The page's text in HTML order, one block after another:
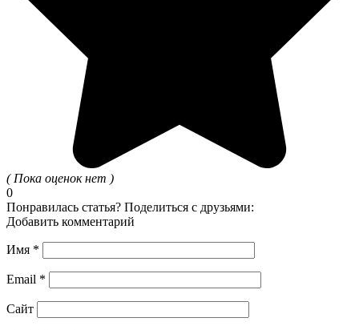
( Пока оценок нет )
0
Понравилась статья? Поделиться с друзьями:
Добавить комментарий
Имя *
Email *
Сайт